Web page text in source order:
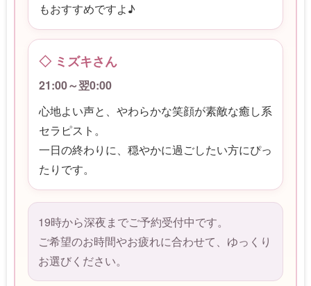
もおすすめですよ♪
◇ ミズキさん
21:00～翌0:00
心地よい声と、やわらかな笑顔が素敵な癒し系
セラピスト。
一日の終わりに、穏やかに過ごしたい方にぴっ
たりです。
19時から深夜までご予約受付中です。
ご希望のお時間やお疲れに合わせて、ゆっくり
お選びください。